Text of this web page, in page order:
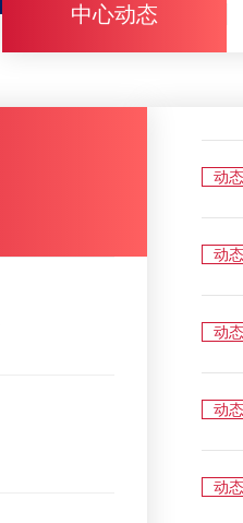
中心动态
动态
动态
动态
动态
动态